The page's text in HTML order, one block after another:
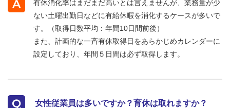
有休消化率はまだまだ高いとは言えませんが、業務量が少
ない土曜出勤日などに有給休暇を消化するケースが多いで
す。（取得日数平均：年間10日間前後）
また、計画的な一斉有休取得日をあらかじめカレンダーに
設定しており、年間５日間は必ず取得します。
女性従業員は多いですか？育休は取れますか？